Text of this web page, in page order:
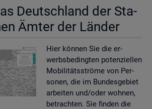
Deutsch­land der Sta­
Ämter der Län­der
Hier kön­nen Sie die er­
werbs­be­ding­ten po­ten­zi­el­len
Mo­bi­li­täts­strö­me von Per­
so­nen, die im Bun­des­ge­biet
ar­bei­ten und/oder woh­nen,
be­trach­ten. Sie fin­den die